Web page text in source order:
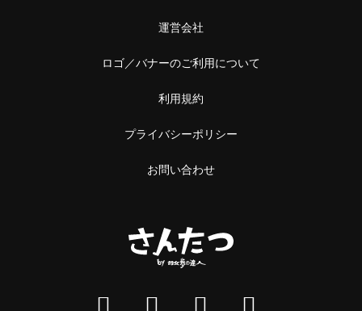
運営会社
ロゴ／バナーのご利用について
利用規約
プライバシーポリシー
お問い合わせ